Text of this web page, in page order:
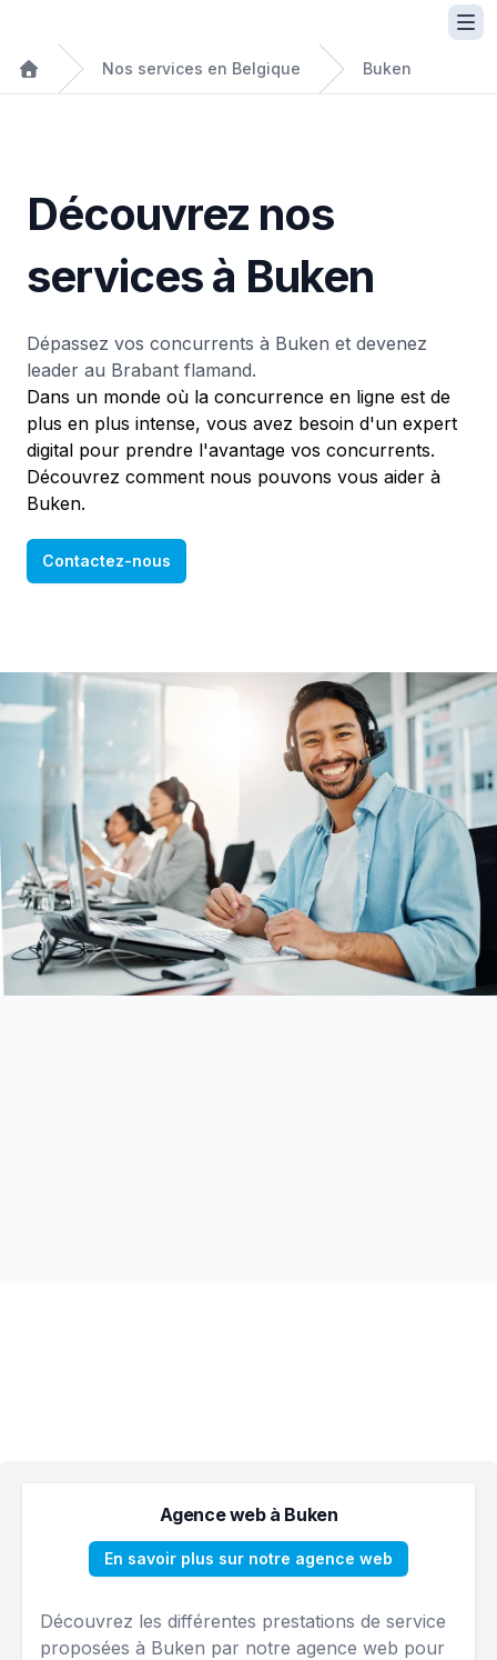
Nos services en Belgique Buken
Découvrez nos
services à Buken
Dépassez vos concurrents à Buken et devenez
leader au Brabant flamand.
Dans un monde où la concurrence en ligne est de
plus en plus intense, vous avez besoin d'un expert
digital pour prendre l'avantage vos concurrents.
Découvrez comment nous pouvons vous aider à
Buken.
Contactez-nous
Agence web à Buken
En savoir plus sur notre agence web
Découvrez les différentes prestations de service
proposées à Buken par notre agence web pour